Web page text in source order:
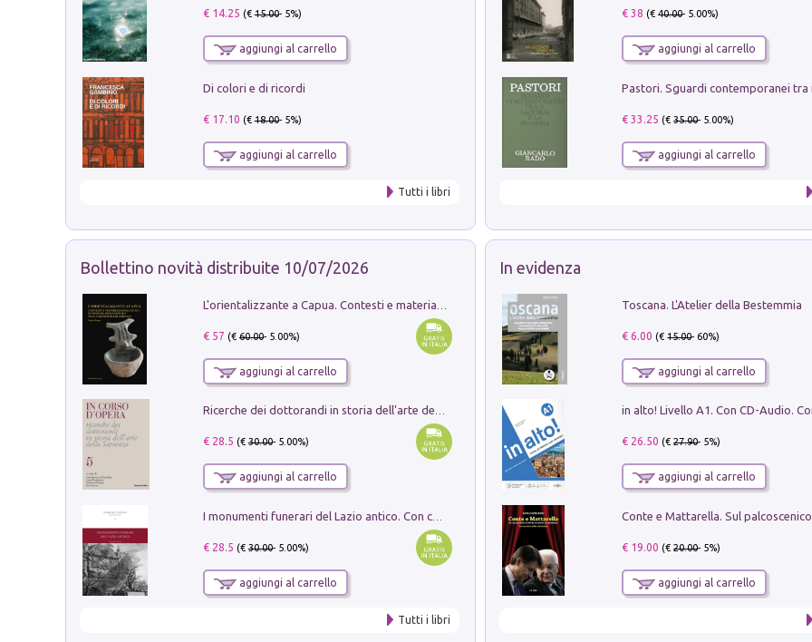
€ 14.25 (€15.00- 5%)
aggiungi al carrello
Di colori e di ricordi
€ 17.10 (€18.00- 5%)
aggiungi al carrello
Tutti i libri
€ 38 (€40.00- 5.00%)
aggiungi al carrello
€ 33.25 (€35.00- 5.00%)
aggiungi al carrello
Bollettino novità distribuite 10/07/2026
€ 57 (€60.00- 5.00%)
aggiungi al carrello
Ricerche dei dottorandi in storia dell'arte della Sapienza
€ 28.5 (€30.00- 5.00%)
aggiungi al carrello
I monumenti funerari del Lazio antico. Con cartella con tavole
€ 28.5 (€30.00- 5.00%)
aggiungi al carrello
Tutti i libri
In evidenza
Toscana. L'Atelier della Bestemmia
€ 6.00 (€15.00- 60%)
aggiungi al carrello
€ 26.50 (€27.90- 5%)
aggiungi al carrello
€ 19.00 (€20.00- 5%)
aggiungi al carrello